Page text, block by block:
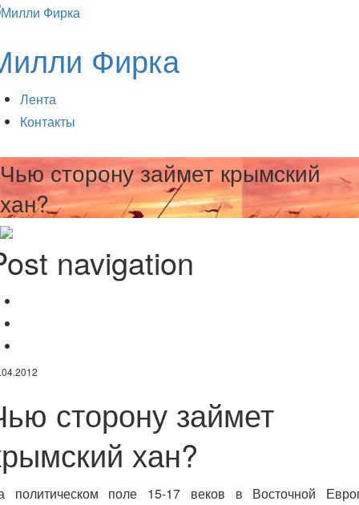
Фирка
Лента
Контакты
Чью сторону займет крымский
хан?
navigation
сторону займет
хан?
политическом поле 15-17 веков в Восточной